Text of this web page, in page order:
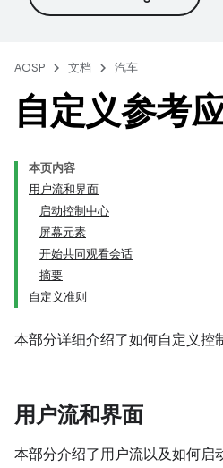
AOSP 文档 汽车
自定义参考
本页内容
用户流和界面
启动控制中心
屏幕元素
开始共同观看会话
摘要
自定义准则
本部分详细介绍了如何自定义控
用户流和界面
本部分介绍了用户流以及如何启